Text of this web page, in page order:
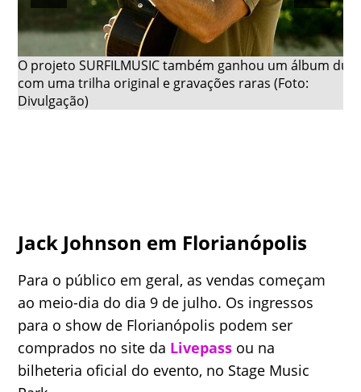
O projeto SURFILMUSIC também ganhou um álbum
com uma trilha original e gravações raras (Foto:
Divulgação)
Jack Johnson em Florianópolis
Para o público em geral, as vendas começam
ao meio-dia do dia 9 de julho. Os ingressos
para o show de Florianópolis podem ser
comprados no site da Livepass ou na
bilheteria oficial do evento, no Stage Music